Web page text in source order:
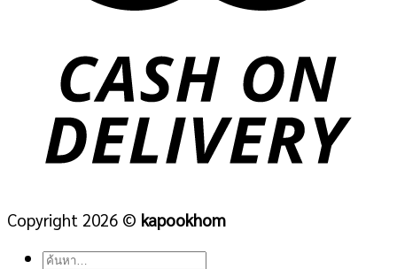
Copyright 2026 © kapookhom
ค้นหา: